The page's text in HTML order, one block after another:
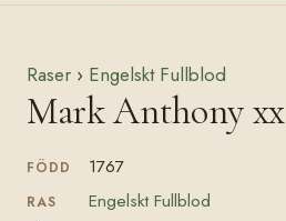
Raser › Engelskt Fullblod
Mark Anthony xx
FÖDD 1767
RAS Engelskt Fullblod